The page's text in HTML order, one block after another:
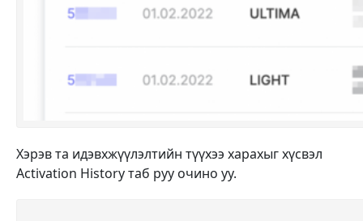
Хэрэв та идэвхжүүлэлтийн түүхээ харахыг хүсвэл
Activation History таб руу очино уу.